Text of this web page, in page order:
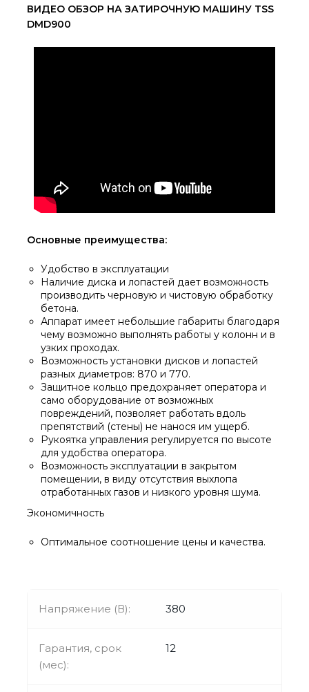
ВИДЕО ОБЗОР НА ЗАТИРОЧНУЮ МАШИНУ TSS
DMD900
Основные преимущества:
Удобство в эксплуатации
Наличие диска и лопастей дает возможность
производить черновую и чистовую обработку
бетона.
Аппарат имеет небольшие габариты благодаря
чему возможно выполнять работы у колонн и в
узких проходах.
Возможность установки дисков и лопастей
разных диаметров: 870 и 770.
Защитное кольцо предохраняет оператора и
само оборудование от возможных
повреждений, позволяет работать вдоль
препятствий (стены) не нанося им ущерб.
Рукоятка управления регулируется по высоте
для удобства оператора.
Возможность эксплуатации в закрытом
помещении, в виду отсутствия выхлопа
отработанных газов и низкого уровня шума.
Экономичность
Оптимальное соотношение цены и качества.
Напряжение (В): 380
Гарантия, срок
(мес):
12